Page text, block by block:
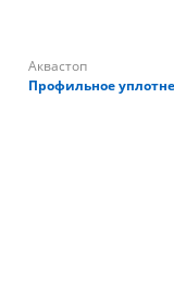
Аквастоп
Профильное